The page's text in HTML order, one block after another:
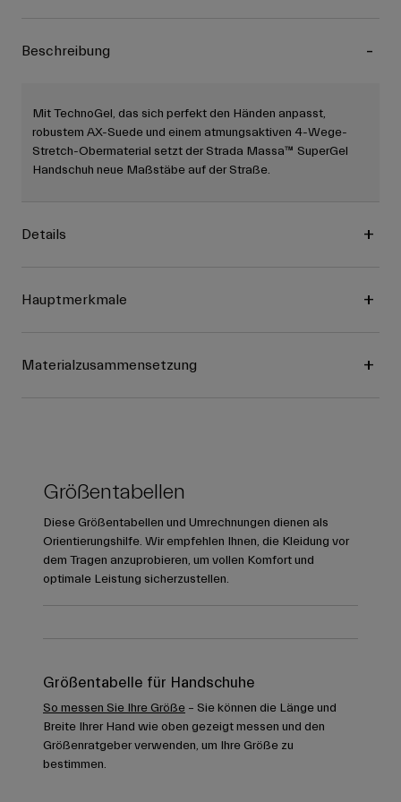
Beschreibung
Mit TechnoGel, das sich perfekt den Händen anpasst,
robustem AX-Suede und einem atmungsaktiven 4-Wege-
Stretch-Obermaterial setzt der Strada Massa™ SuperGel
Handschuh neue Maßstäbe auf der Straße.
Details
Hauptmerkmale
Materialzusammensetzung
Größentabellen
Diese Größentabellen und Umrechnungen dienen als
Orientierungshilfe. Wir empfehlen Ihnen, die Kleidung vor
dem Tragen anzuprobieren, um vollen Komfort und
optimale Leistung sicherzustellen.
Größentabelle für Handschuhe
So messen Sie Ihre Größe – Sie können die Länge und
Breite Ihrer Hand wie oben gezeigt messen und den
Größenratgeber verwenden, um Ihre Größe zu
bestimmen.